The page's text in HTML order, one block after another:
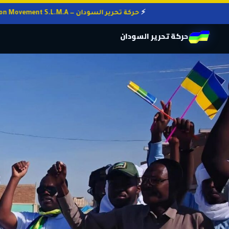
حركة تحرير السودان — Sudan Liberation Movement S.L.M.A
حركة تحرير السودان